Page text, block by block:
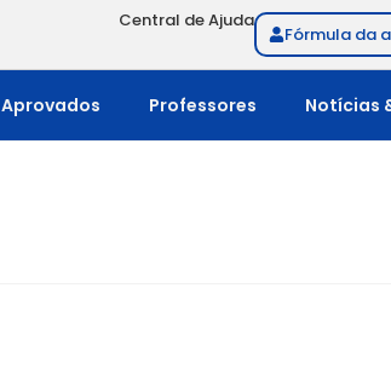
Central de Ajuda
Fórmula da
Aprovados Professores Notícias